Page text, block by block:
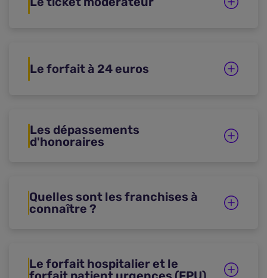
Le forfait à 24 euros
Les dépassements
d'honoraires
Quelles sont les franchises à
connaître ?
Le forfait hospitalier et le